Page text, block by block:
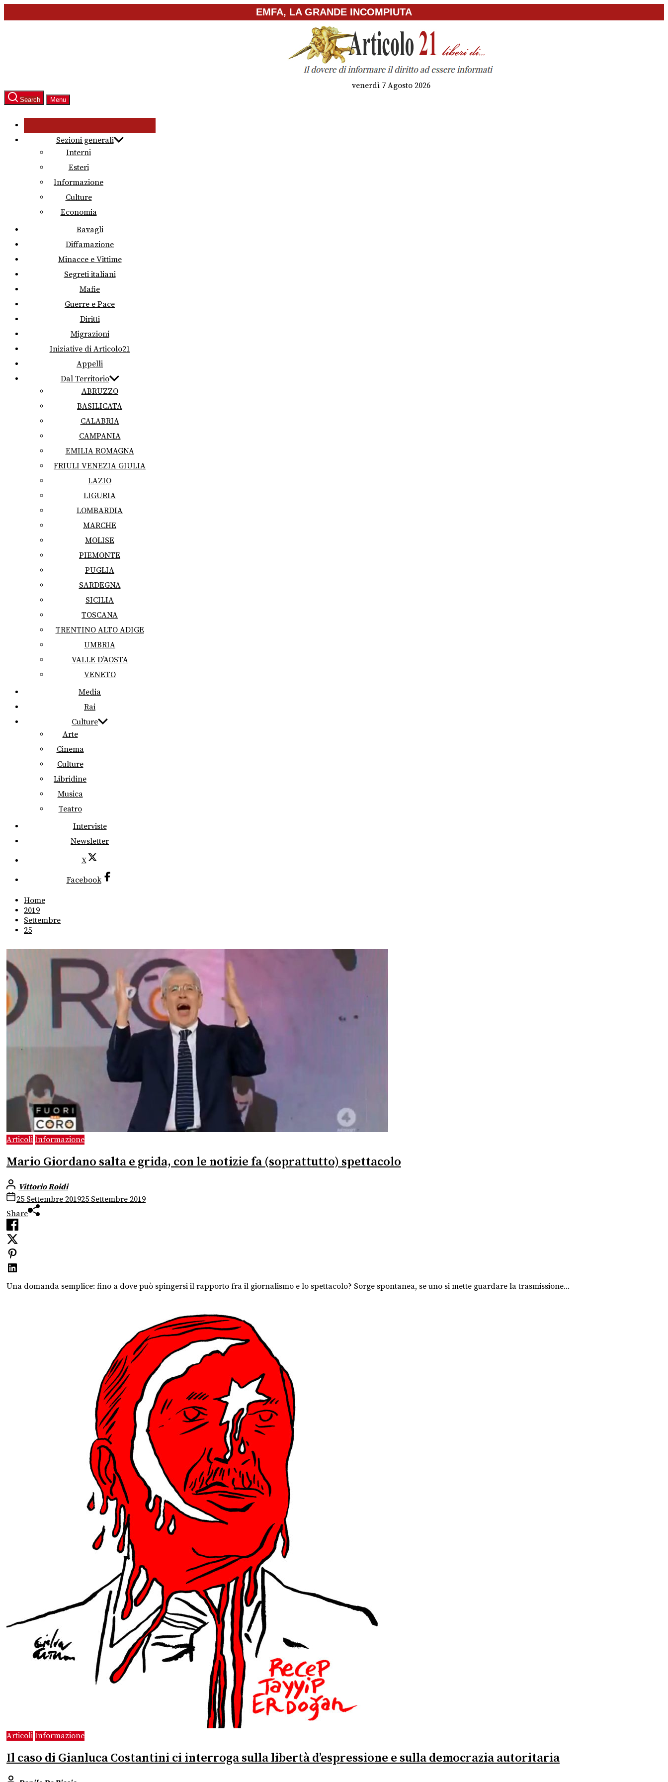
to
EMFA, LA GRANDE INCOMPIUTA
venerdì 7 Agosto 2026
Search Menu
Sezioni generali
Interni
Esteri
Informazione
Culture
Economia
Bavagli
Diffamazione
Minacce e Vittime
Segreti italiani
Mafie
Guerre e Pace
Diritti
Migrazioni
Iniziative di Articolo21
Appelli
Dal Territorio
ABRUZZO
BASILICATA
CALABRIA
CAMPANIA
EMILIA ROMAGNA
FRIULI VENEZIA GIULIA
LAZIO
LIGURIA
LOMBARDIA
MARCHE
MOLISE
PIEMONTE
PUGLIA
SARDEGNA
SICILIA
TOSCANA
TRENTINO ALTO ADIGE
UMBRIA
VALLE D’AOSTA
VENETO
Media
Rai
Culture
Arte
Cinema
Culture
Libridine
Musica
Teatro
Interviste
Newsletter
X
Facebook
Home
2019
Settembre
25
Articoli Informazione
Mario Giordano salta e grida, con le notizie fa (soprattutto) spettacolo
Vittorio Roidi
25 Settembre 201925 Settembre 2019
Share
Una domanda semplice: fino a dove può spingersi il rapporto fra il giornalismo e lo spettacolo? Sorge spontanea, se uno si mette guardare la trasmissione...
Articoli Informazione
Il caso di Gianluca Costantini ci interroga sulla libertà d’espressione e sulla democrazia autoritaria